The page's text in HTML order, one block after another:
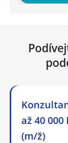
až 40
(m/ž)